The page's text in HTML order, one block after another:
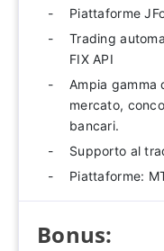
Piattaforme
Trading
FIX API
Ampia gamma
mercato,
bancari.
Supporto al
Piattaforme:
Bonus: